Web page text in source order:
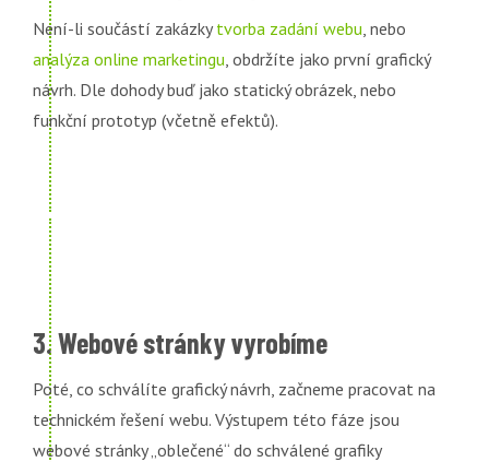
Není-li součástí zakázkytvorba zadání webu, nebo
analýza online marketingu, obdržíte jako první grafický
návrh. Dle dohody buď jako statický obrázek, nebo
funkční prototyp (včetně efektů).
3. Webové stránky vyrobíme
Poté, co schválíte grafický návrh, začneme pracovat na
technickém řešení webu. Výstupem této fáze jsou
webové stránky „oblečené“ do schválené grafiky